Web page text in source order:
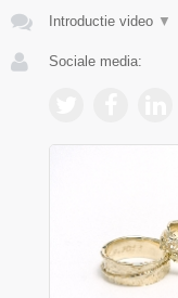
Introductie video ▼
Sociale media: